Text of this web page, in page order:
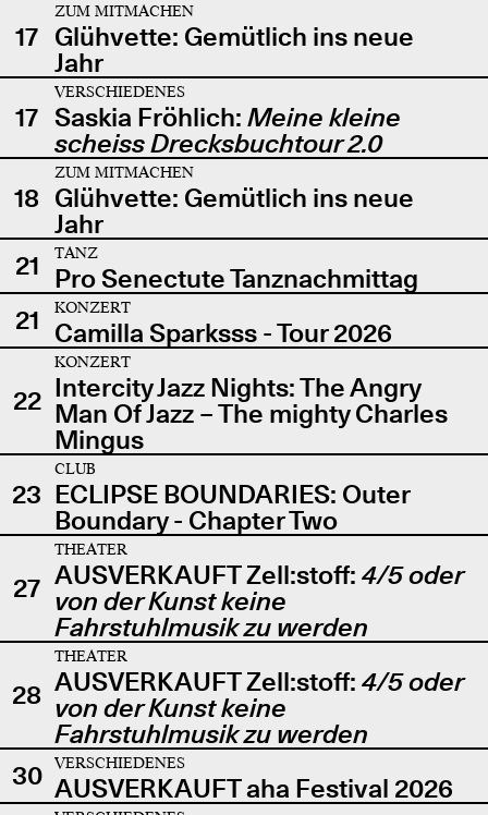
17
ZUM MITMACHEN
Glühvette: Gemütlich ins neue
Jahr
17
VERSCHIEDENES
Saskia Fröhlich: Meine kleine
scheiss Drecksbuchtour 2.0
18
ZUM MITMACHEN
Glühvette: Gemütlich ins neue
Jahr
21
TANZ
Pro Senectute Tanznachmittag
21
KONZERT
Camilla Sparksss - Tour 2026
22
KONZERT
Intercity Jazz Nights: The Angry
Man Of Jazz – The mighty Charles
Mingus
23
CLUB
ECLIPSE BOUNDARIES: Outer
Boundary - Chapter Two
27
THEATER
AUSVERKAUFT Zell:stoff: 4/5 oder
von der Kunst keine
Fahrstuhlmusik zu werden
28
THEATER
AUSVERKAUFT Zell:stoff: 4/5 oder
von der Kunst keine
Fahrstuhlmusik zu werden
30
VERSCHIEDENES
AUSVERKAUFT aha Festival 2026